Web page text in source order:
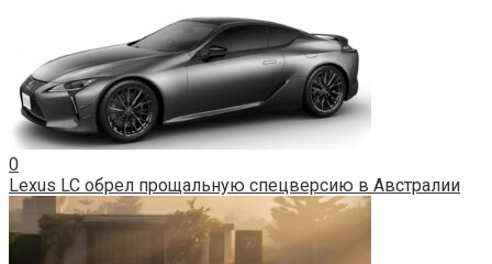
0
Lexus LC обрел прощальную спецверсию в Австралии